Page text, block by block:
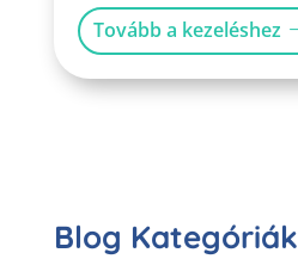
Tovább a kezeléshez
Blog Kategóriák